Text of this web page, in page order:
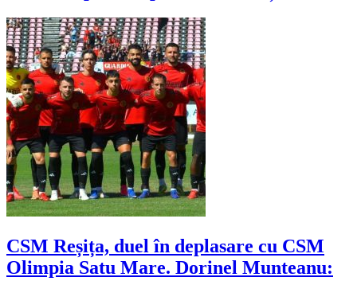
CSM Reșița, duel în deplasare cu CSM
Olimpia Satu Mare. Dorinel Munteanu: